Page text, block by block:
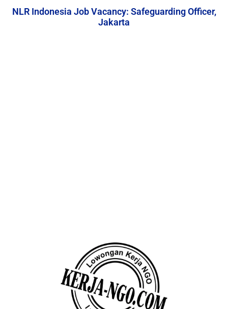
NLR Indonesia Job Vacancy: Safeguarding Officer,
Jakarta